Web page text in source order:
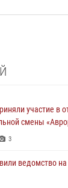
участие в
смены
3
ведомство